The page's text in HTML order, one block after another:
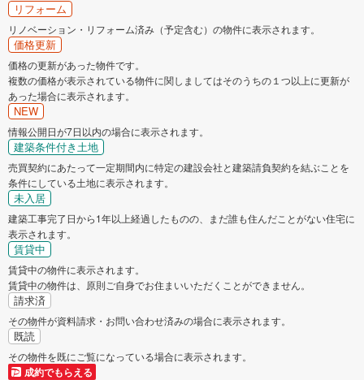
リフォーム
リノベーション・リフォーム済み（予定含む）の物件に表示されます。
価格更新
価格の更新があった物件です。
複数の価格が表示されている物件に関しましてはそのうちの１つ以上に更新が
あった場合に表示されます。
NEW
情報公開日が7日以内の場合に表示されます。
建築条件付き土地
売買契約にあたって一定期間内に特定の建設会社と建築請負契約を結ぶことを
条件にしている土地に表示されます。
未入居
建築工事完了日から1年以上経過したものの、まだ誰も住んだことがない住宅に
表示されます。
賃貸中
賃貸中の物件に表示されます。
賃貸中の物件は、原則ご自身でお住まいいただくことができません。
請求済
その物件が資料請求・お問い合わせ済みの場合に表示されます。
既読
その物件を既にご覧になっている場合に表示されます。
成約でもらえる